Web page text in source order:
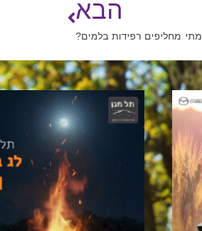
הבא
מתי מחליפים רפידות בלמים?